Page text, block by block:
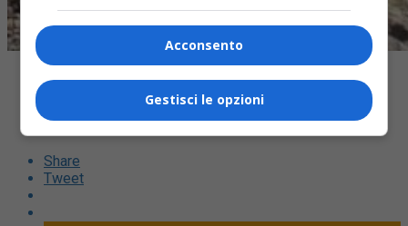
Share
Tweet
Acconsento
Gestisci le opzioni